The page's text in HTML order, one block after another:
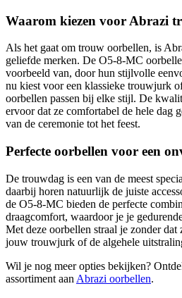
Waarom kiezen voor Abrazi
Als het gaat om trouw oorbellen, is
geliefde merken. De O5-8-MC
voorbeeld van, door hun stijlvolle
nu kiest voor een klassieke trouwjurk
oorbellen passen bij elke stijl. De
ervoor dat ze comfortabel de hele dag
van de ceremonie tot het feest.
Perfecte oorbellen voor een
De trouwdag is een van de meest
daarbij horen natuurlijk de juiste
de O5-8-MC bieden de perfecte
draagcomfort, waardoor je je
Met deze oorbellen straal je zonder dat
jouw trouwjurk of de algehele
Wil je nog meer opties bekijken?
assortiment aan Abrazi oorbellen.